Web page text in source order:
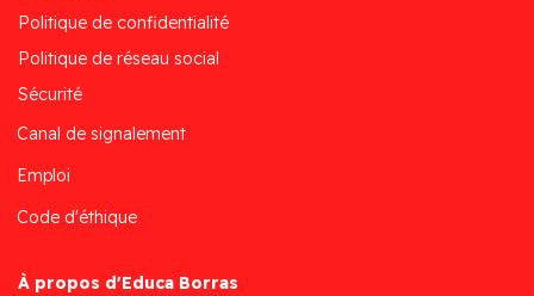
Politique de confidentialité
Politique de réseau social
Sécurité
Canal de signalement
Emploi
Code d'éthique
À propos d'Educa Borras